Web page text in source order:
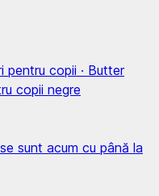
pentru copii · Butter
copii negre
sunt acum cu până la